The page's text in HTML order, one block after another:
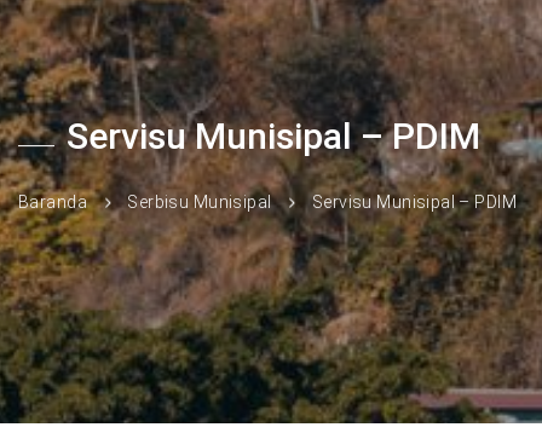
Servisu Munisipal – PDIM
Baranda Serbisu Munisipal Servisu Munisipal – PDIM